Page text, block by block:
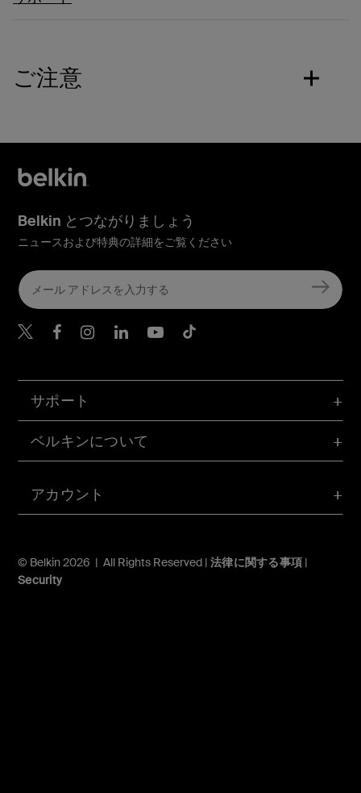
ご注意
アカウント
サポート
ベルキンについて
© Belkin 2026 | All Rights Reserved | 法律に関する事項 |
Security
Belkin とつながりましょう
ニュースおよび特典の詳細をご覧ください
Belkin Twitter
Belkin Facebook
Belkin Instagram
Belkin LinkedIn
Belkin Youtube
Belkin TikTok